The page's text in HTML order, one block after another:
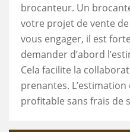
brocanteur. Un
votre projet de vente
vous engager, il est
demander d’abord
Cela facilite la
prenantes.
profitable sans frais de